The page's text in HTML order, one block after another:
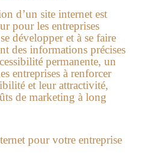
d’un site internet est
pour les entreprises
développer et à se faire
des informations précises
permanente, un
entreprises à renforcer
et leur attractivité,
de marketing à long
pour votre entreprise